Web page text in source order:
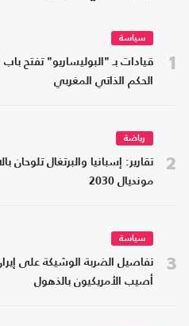
1
سياسة
قيادات بـ "البوليساريو" تفتح
الحكم الذاتي المغربي
2
رياضة
تقارير: إسبانيا والبرتغال
مونديال 2030
3
سياسة
تفاصيل الضربة الوشيكة على
أصيب الأمريكيون بالذهول